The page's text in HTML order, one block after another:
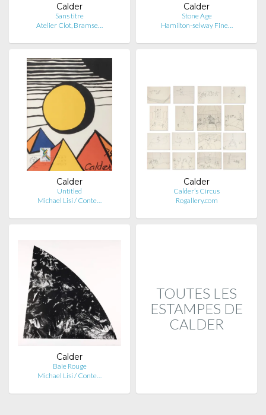
Calder
Sans titre
Atelier Clot, Bramse…
Calder
Stone Age
Hamilton-selway Fine…
Calder
Untitled
Michael Lisi / Conte…
Calder
Calder’s Circus
Rogallery.com
Calder
Baie Rouge
Michael Lisi / Conte…
TOUTES LES
ESTAMPES DE
CALDER